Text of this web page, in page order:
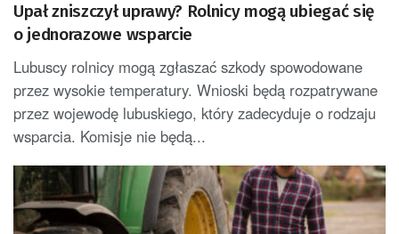
Upał zniszczył uprawy? Rolnicy mogą ubiegać się
o jednorazowe wsparcie
Lubuscy rolnicy mogą zgłaszać szkody spowodowane
przez wysokie temperatury. Wnioski będą rozpatrywane
przez wojewodę lubuskiego, który zadecyduje o rodzaju
wsparcia. Komisje nie będą...